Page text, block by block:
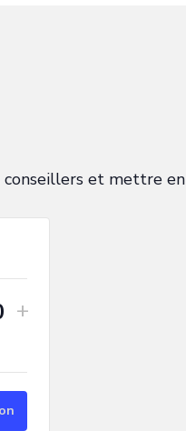
conseillers et mettre en
+